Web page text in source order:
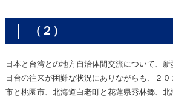
（２）
日本と台湾との地方自治体間交流について、
日台の往来が困難な状況にありながらも、２
市と桃園市、北海道白老町と花蓮県秀林郷、